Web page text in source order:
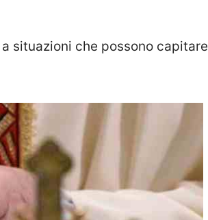
situazioni che possono capitare